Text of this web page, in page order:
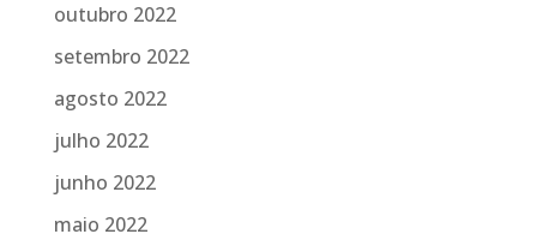
outubro 2022
setembro 2022
agosto 2022
julho 2022
junho 2022
maio 2022